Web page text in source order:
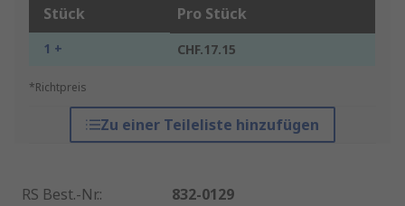
Stück Pro Stück
1 + CHF.17.15
*Richtpreis
Zu einer Teileliste hinzufügen
RS Best.-Nr.:
832-0129